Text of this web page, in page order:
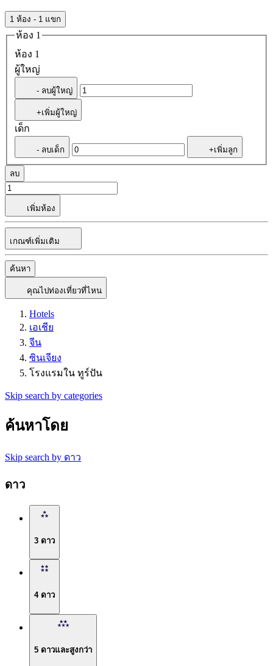
1 ห้อง - 1 แขก
ห้อง 1
ห้อง 1
ผู้ใหญ่
- ลบผู้ใหญ่
+เพิ่มผู้ใหญ่
เด็ก
- ลบเด็ก +เพิ่มลูก
ลบ
เพิ่มห้อง
เกณฑ์เพิ่มเติม
ค้นหา
คุณไปท่องเที่ยวที่ไหน
Hotels
เอเชีย
จีน
ซินเจียง
โรงแรมใน ทูร์ปัน
Skip search by categories
ค้นหาโดย
Skip search by ดาว
ดาว
3 ดาว
4 ดาว
5 ดาวและสูงกว่า